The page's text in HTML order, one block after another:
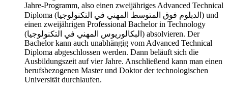
Jahre-Programm, also einen zweijähriges Advanced Technical
Diploma (الدبلوم فوق المتوسط المهني في التكنولوجيا ) und
einen zweijährigen Professional Bachelor in Technology
(البكالوريوس المهني في التكنولوجيا ) absolvieren. Der
Bachelor kann auch unabhängig vom Advanced Technical
Diploma abgeschlossen werden. Dann beläuft sich die
Ausbildungszeit auf vier Jahre. Anschließend kann man einen
berufsbezogenen Master und Doktor der technologischen
Universität durchlaufen.